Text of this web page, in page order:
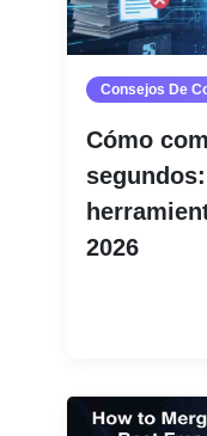
Consejos De
Cómo
2026